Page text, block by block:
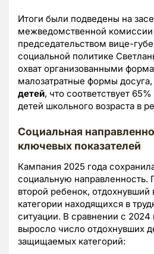
Итоги были подведены на
межведомственной
председательством вице-
социальной политике
охват организованными
малозатратные формы досуга,
детей, что соответствует
детей школьного возраста в
Социальная
ключевых показателей
Кампания 2025 года
социальную направленность.
второй ребенок, отдохнувший
категории находящихся в
ситуации. В сравнении с 2024
выросло число отдохнувших
защищаемых категорий: